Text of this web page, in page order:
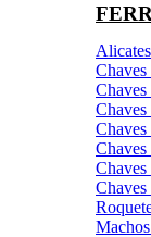
Alicates
Chaves
Chaves
Chaves